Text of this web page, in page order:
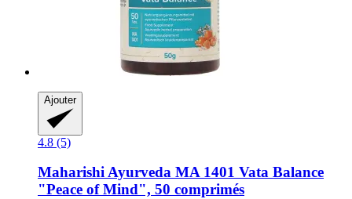
Ajouter
4.8 (5)
Maharishi Ayurveda MA 1401 Vata Balance
"Peace of Mind", 50 comprimés